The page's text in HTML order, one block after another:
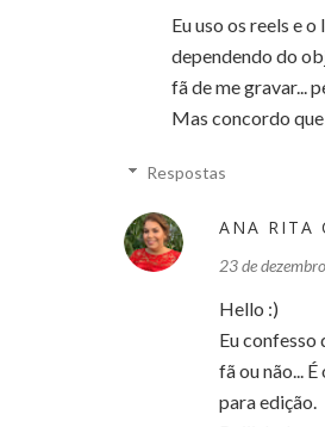
Eu uso os reels e
dependendo do
fã de me gravar...
Mas concordo
Respostas
ANA RITA
23 de
Hello :)
Eu confesso
fã ou não...
para edição.